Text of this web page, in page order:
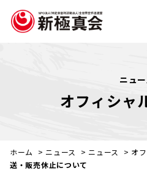
ニュ
オフィシャ
ホーム > ニュース > ニュース > オ
送・販売休止について